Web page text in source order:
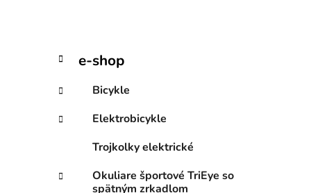
B
č
ý
n
Preskočiť
kategórie
K
a
e
g
ó
e
e-shop
Bicykle
Elektrobicykle
Trojkolky elektrické
Okuliare športové TriEye so
spätným zrkadlom